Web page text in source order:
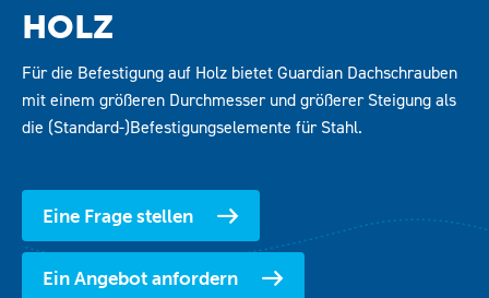
Downloads
Kontakt
Für die Befestigung auf Holz bietet Guardian Dachschrauben
mit einem größeren Durchmesser und größerer Steigung als
die (Standard-)Befestigungselemente für Stahl.
Eine Frage stellen
Ein Angebot anfordern